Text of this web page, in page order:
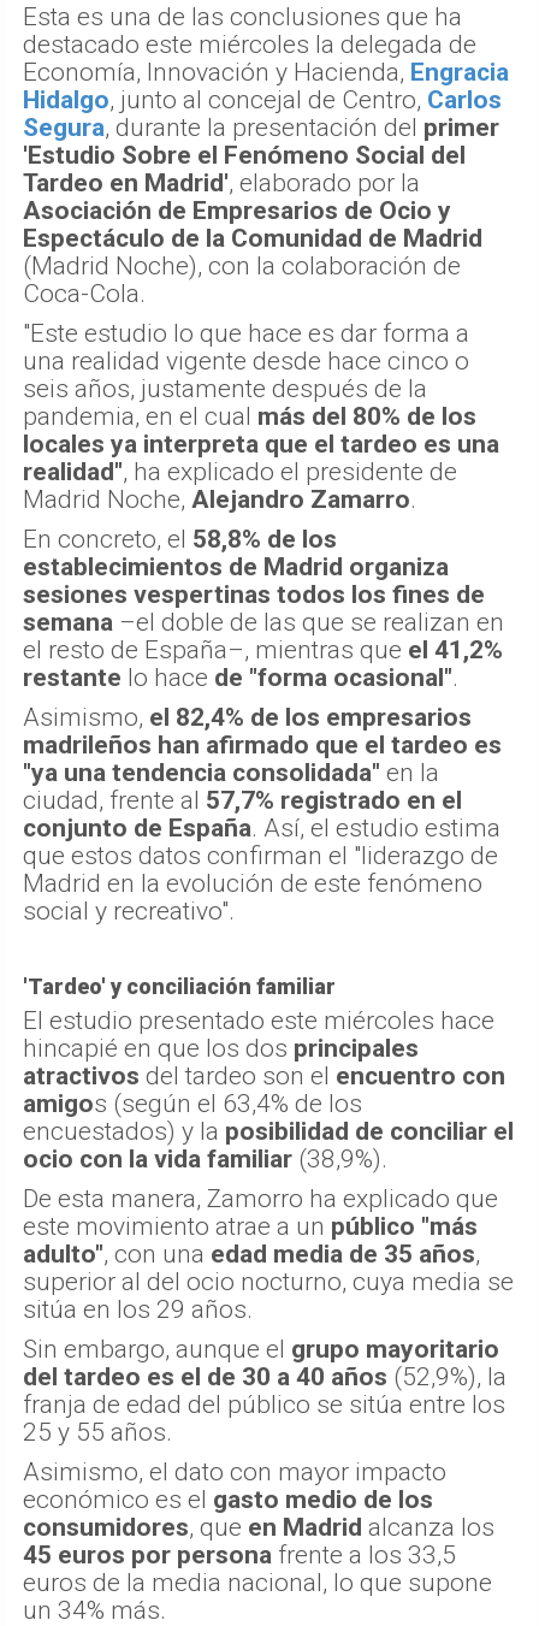
Esta es una de las conclusiones que ha
destacado este miércoles la delegada de
Economía, Innovación y Hacienda, Engracia
Hidalgo, junto al concejal de Centro, Carlos
Segura, durante la presentación del primer
'Estudio Sobre el Fenómeno Social del
Tardeo en Madrid', elaborado por la
Asociación de Empresarios de Ocio y
Espectáculo de la Comunidad de Madrid
(Madrid Noche), con la colaboración de
Coca-Cola.
"Este estudio lo que hace es dar forma a
una realidad vigente desde hace cinco o
seis años, justamente después de la
pandemia, en el cual más del 80% de los
locales ya interpreta que el tardeo es una
realidad", ha explicado el presidente de
Madrid Noche, Alejandro Zamarro.
En concreto, el 58,8% de los
establecimientos de Madrid organiza
sesiones vespertinas todos los fines de
semana –el doble de las que se realizan en
el resto de España–, mientras que el 41,2%
restante lo hace de "forma ocasional".
Asimismo, el 82,4% de los empresarios
madrileños han afirmado que el tardeo es
"ya una tendencia consolidada" en la
ciudad, frente al 57,7% registrado en el
conjunto de España. Así, el estudio estima
que estos datos confirman el "liderazgo de
Madrid en la evolución de este fenómeno
social y recreativo".
'Tardeo' y conciliación familiar
El estudio presentado este miércoles hace
hincapié en que los dos principales
atractivos del tardeo son el encuentro con
amigos (según el 63,4% de los
encuestados) y la posibilidad de conciliar el
ocio con la vida familiar (38,9%).
De esta manera, Zamorro ha explicado que
este movimiento atrae a un público "más
adulto", con una edad media de 35 años,
superior al del ocio nocturno, cuya media se
sitúa en los 29 años.
Sin embargo, aunque el grupo mayoritario
del tardeo es el de 30 a 40 años (52,9%), la
franja de edad del público se sitúa entre los
25 y 55 años.
Asimismo, el dato con mayor impacto
económico es el gasto medio de los
consumidores, que en Madrid alcanza los
45 euros por persona frente a los 33,5
euros de la media nacional, lo que supone
un 34% más.